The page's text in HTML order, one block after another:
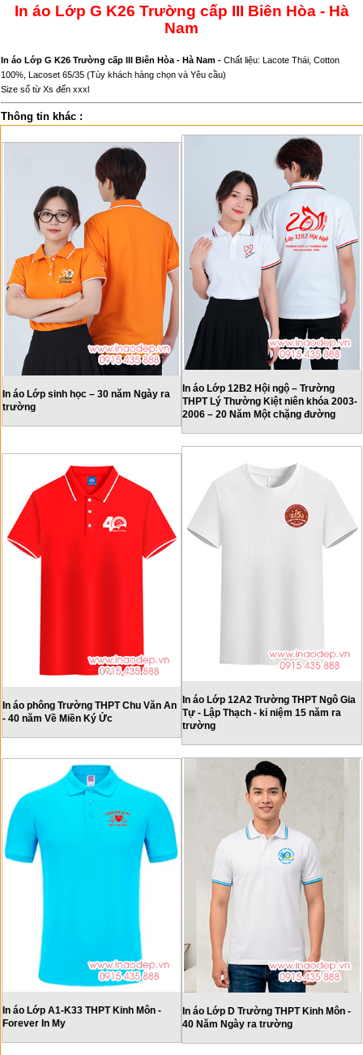
In áo Lớp G K26 Trường cấp III Biên Hòa - Hà
Nam
In áo Lớp G K26 Trường cấp III Biên Hòa - Hà Nam - Chất liệu: Lacote Thái, Cotton
100%, Lacoset 65/35 (Tùy khách hàng chọn và Yêu cầu)
Size số từ Xs đến xxxl
Thông tin khác :
In áo Lớp sinh học – 30 năm Ngày ra
trường
In áo Lớp 12B2 Hội ngộ – Trường
THPT Lý Thường Kiệt niên khóa 2003-
2006 – 20 Năm Một chặng đường
In áo phông Trường THPT Chu Văn An
- 40 năm Về Miền Ký Ức
In áo Lớp 12A2 Trường THPT Ngô Gia
Tự - Lập Thạch - kỉ niệm 15 năm ra
trường
In áo Lớp A1-K33 THPT Kinh Môn -
Forever In My
In áo Lớp D Trường THPT Kinh Môn -
40 Năm Ngày ra trường